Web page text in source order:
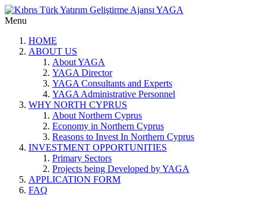
Menu
HOME
ABOUT US
About YAGA
YAGA Director
YAGA Consultants and Experts
YAGA Administrative Personnel
WHY NORTH CYPRUS
About Northern Cyprus
Economy in Northern Cyprus
Reasons to Invest In Northern Cyprus
INVESTMENT OPPORTUNITIES
Primary Sectors
Projects being Developed by YAGA
APPLICATION FORM
FAQ